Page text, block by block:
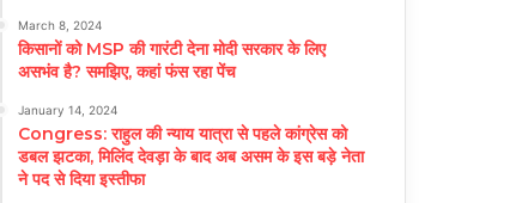
March 8, 2024
किसानों को MSP की गारंटी देना मोदी सरकार के लिए
असभंव है? समझिए, कहां फंस रहा पेंच
January 14, 2024
Congress: राहुल की न्याय यात्रा से पहले कांग्रेस को
डबल झटका, मिलिंद देवड़ा के बाद अब असम के इस बड़े नेता
ने पद से दिया इस्तीफा